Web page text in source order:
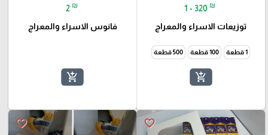
1 - 320 ₪
توزيعات الاسراء والمعراج
1 قطعة 100 قطعة 500 قطعة
add_shopping_cart
2 ₪
فانوس الاسراء والمعراج
add_shopping_cart
favorite_border
favorite_border